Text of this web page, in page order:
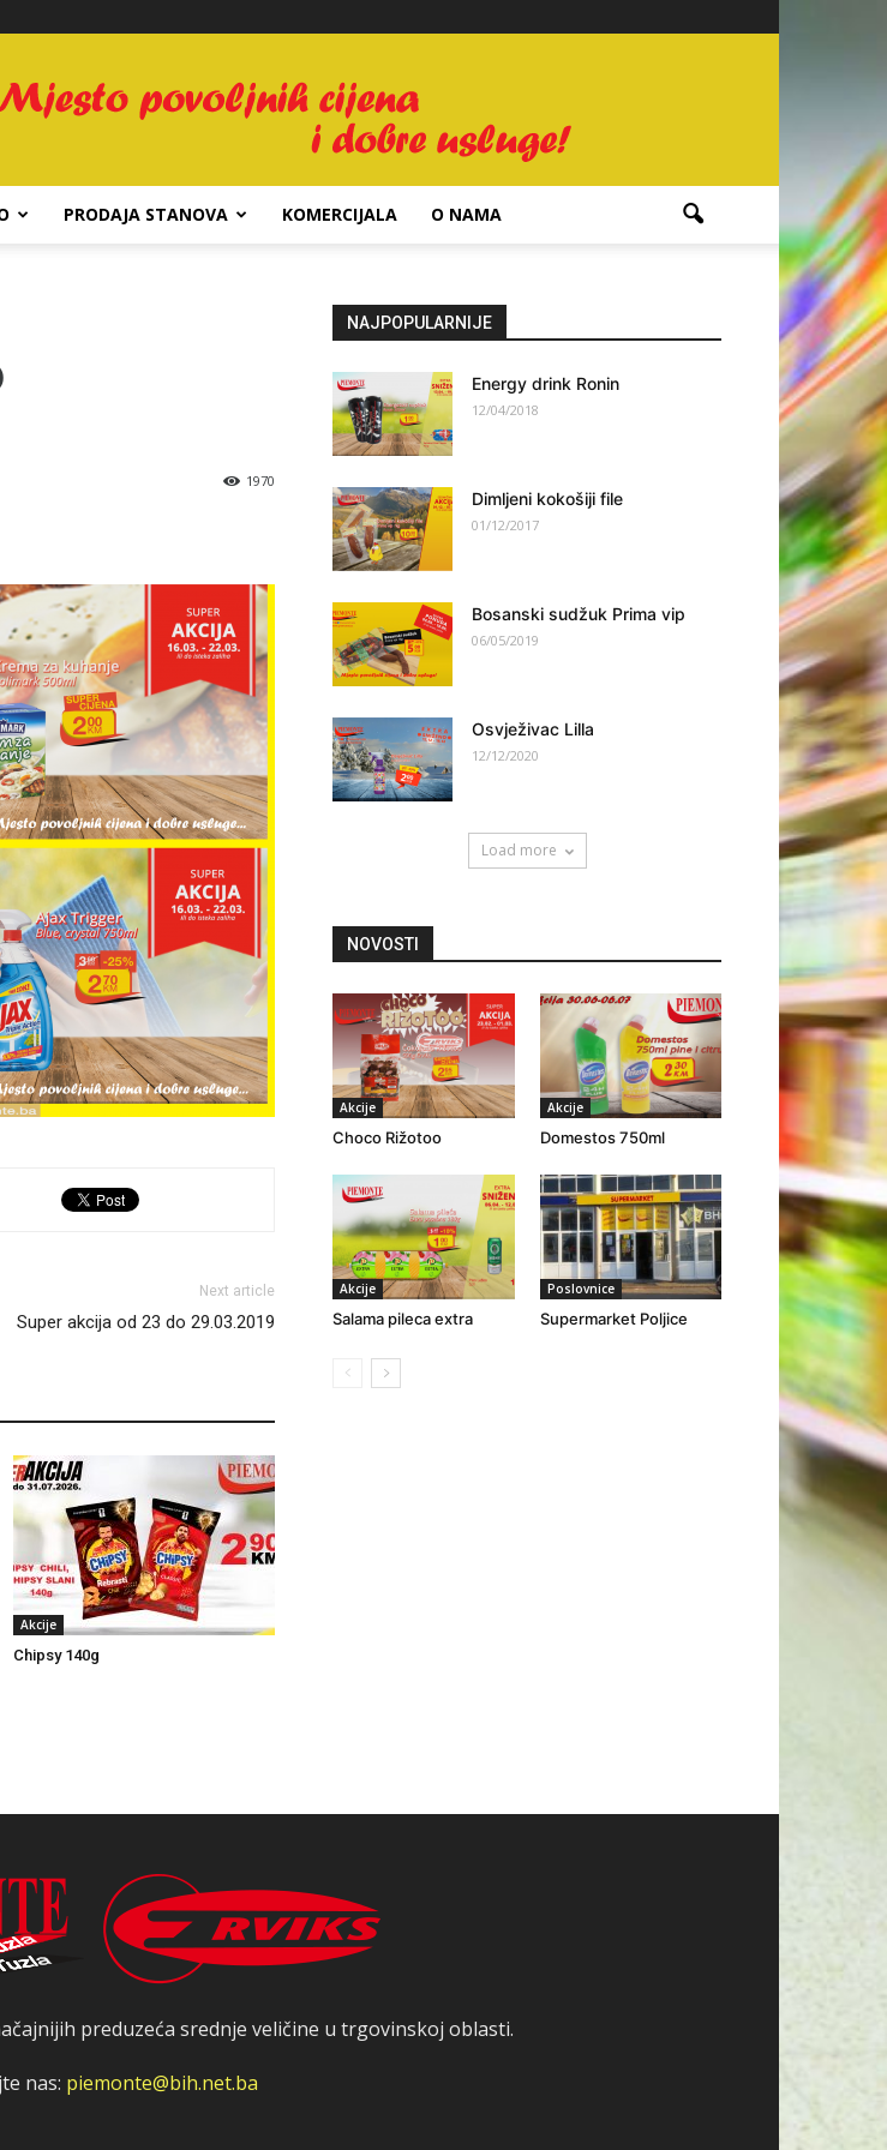
PRODAJA STANOVA KOMERCIJALA O NAMA
1970
Next article
Super akcija od 23 do 29.03.2019
Akcije
Chipsy 140g
NAJPOPULARNIJE
Energy drink Ronin
12/04/2018
Dimljeni kokošiji file
01/12/2017
Bosanski sudžuk Prima vip
06/05/2019
Osvježivac Lilla
12/12/2020
Load more
NOVOSTI
Akcije
Choco Rižotoo
Akcije
Domestos 750ml
Akcije
Salama pileca extra
Poslovnice
Supermarket Poljice
preduzeća srednje veličine u trgovinskoj oblasti.
nas: piemonte@bih.net.ba